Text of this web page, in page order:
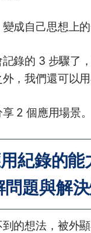
成自己思想上的
錄的 3 步驟了
，我們還可以
2 個應用場景。
紀錄的能
問題與解
的想法，被外